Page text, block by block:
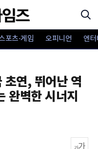
포츠·게임 오피니언 엔
초연, 뛰어난 역
완벽한 시너지